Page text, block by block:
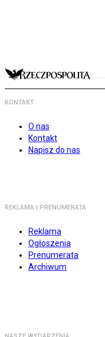
KONTAKT
O nas
Kontakt
Napisz do nas
REKLAMA I PRENUMERATA
Reklama
Ogłoszenia
Prenumerata
Archiwum